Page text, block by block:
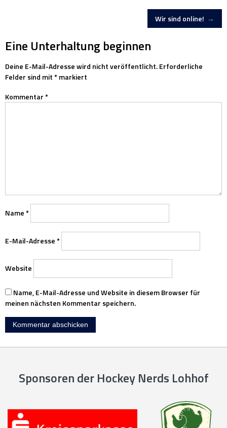
Navigation
Wir sind online! →
Eine Unterhaltung beginnen
Deine E-Mail-Adresse wird nicht veröffentlicht.Erforderliche
Felder sind mit*markiert
Kommentar*
Name*
E-Mail-Adresse*
Website
Name, E-Mail-Adresse und Website in diesem Browser für
meinen nächsten Kommentar speichern.
Sponsoren der Hockey Nerds Lohhof